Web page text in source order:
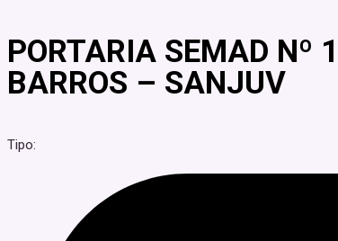
PORTARIA SEMAD Nº
BARROS – SANJUV
Tipo: